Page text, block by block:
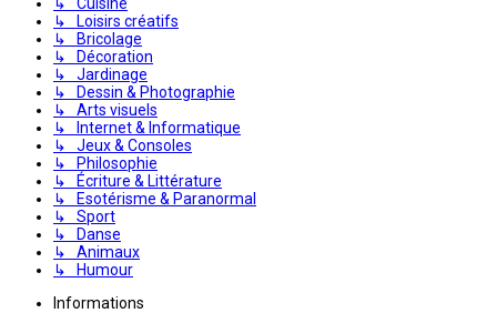
↳ Loisirs créatifs
↳ Bricolage
↳ Décoration
↳ Jardinage
↳ Dessin & Photographie
↳ Arts visuels
↳ Internet & Informatique
↳ Jeux & Consoles
↳ Philosophie
↳ Écriture & Littérature
↳ Esotérisme & Paranormal
↳ Sport
↳ Danse
↳ Animaux
↳ Humour
Informations